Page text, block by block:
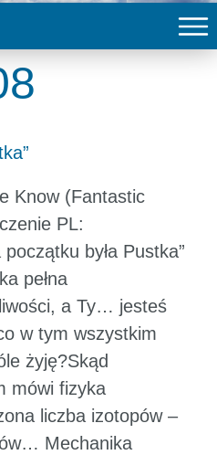
Know (Fantastic
PL:
była Pustka”
pełna
a Ty… jesteś
w tym wszystkim
żyję?Skąd
mówi fizyka
liczba izotopów –
Mechanika